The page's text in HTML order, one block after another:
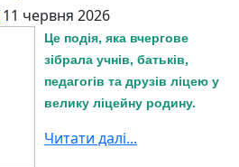
11 червня 2026
Це подія, яка вчергове
зібрала учнів, батьків,
педагогів та друзів ліцею у
велику ліцейну родину.
Читати далі...